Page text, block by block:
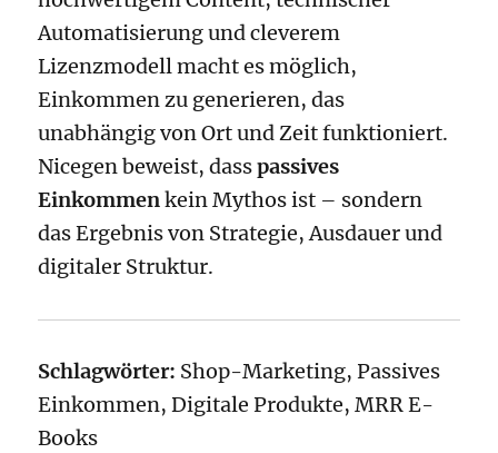
Automatisierung und cleverem
Lizenzmodell macht es möglich,
Einkommen zu generieren, das
unabhängig von Ort und Zeit funktioniert.
Nicegen beweist, dasspassives
Einkommenkein Mythos ist – sondern
das Ergebnis von Strategie, Ausdauer und
digitaler Struktur.
Schlagwörter: Shop-Marketing, Passives
Einkommen, Digitale Produkte, MRR E-
Books